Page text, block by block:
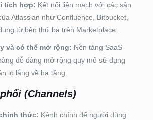
tích hợp: Kết nối liền mạch với các sản
Atlassian như Confluence, Bitbucket,
từ bên thứ ba trên Marketplace.
và có thể mở rộng: Nền tảng SaaS
dễ dàng mở rộng quy mô sử dụng
lo lắng về hạ tầng.
(Channels)
thức: Kênh chính để người dùng